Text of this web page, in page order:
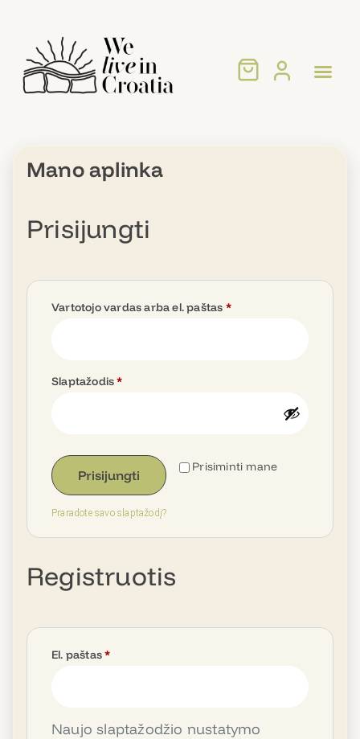
Mano aplinka
Prisijungti
Vartotojo vardas arba el. paštas *
Slaptažodis*
Prisiminti mane
Prisijungti
Praradote savo slaptažodį?
Registruotis
El. paštas*
Naujo slaptažodžio nustatymo